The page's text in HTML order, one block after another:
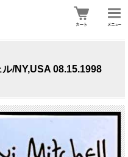
/NY,USA 08.15.1998